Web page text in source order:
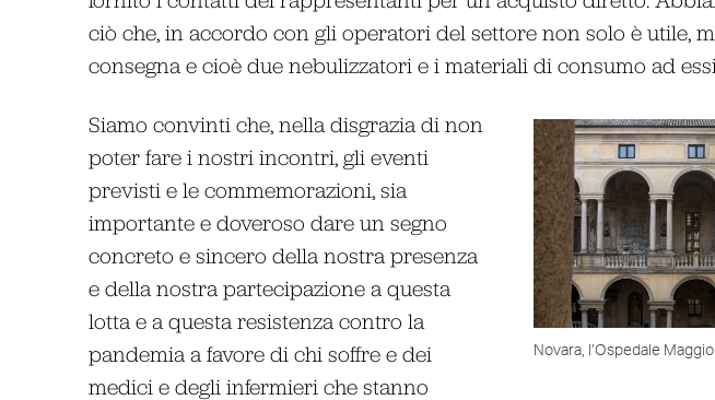
ciò che, in accordo con gli operatori del settore non solo è utile,
consegna e cioè due nebulizzatori e i materiali di consumo ad
Novara, l’Ospedale
Siamo convinti che, nella disgrazia di non
poter fare i nostri incontri, gli eventi
previsti e le commemorazioni, sia
importante e doveroso dare un segno
concreto e sincero della nostra presenza
e della nostra partecipazione a questa
lotta e a questa resistenza contro la
pandemia a favore di chi soffre e dei
medici e degli infermieri che stanno